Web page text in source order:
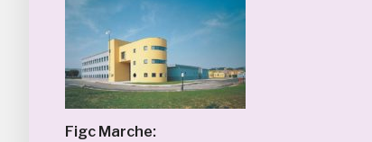
Figc Marche: